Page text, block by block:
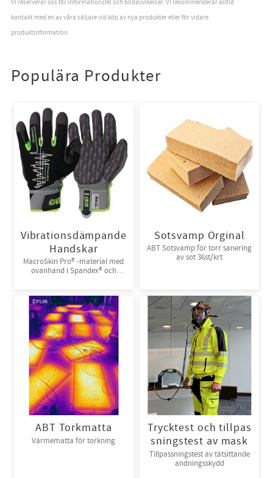
Vi reserverar oss för informationsfel och bildavvikelser. Vi rekommenderar alltid
kontakt med en av våra säljare vid köp av nya produkter eller för vidare
produktinformation.
Populära Produkter
Vibrationsdämpande
Handskar
MacroSkin Pro® -material med
ovanhand i Spandex® och
Sotsvamp Orginal
ABT Sotsvamp för torr sanering
av sot 36st/krt
ABT Torkmatta
Värmematta för torkning
Trycktest och tillpas
sningstest av mask
Tillpassningstest av tätsittande
andningsskydd